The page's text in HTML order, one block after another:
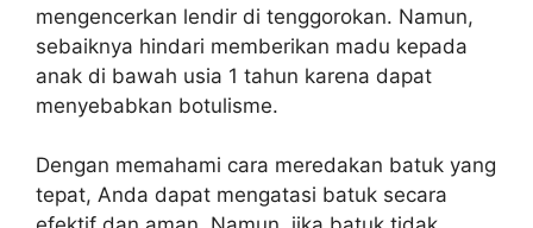
mengencerkan lendir di tenggorokan. Namun,
sebaiknya hindari memberikan madu kepada
anak di bawah usia 1 tahun karena dapat
menyebabkan botulisme.
Dengan memahami cara meredakan batuk yang
tepat, Anda dapat mengatasi batuk secara